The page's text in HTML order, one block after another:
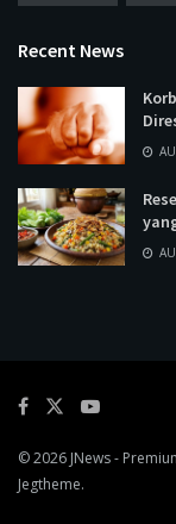
Recent News
© 2026 JNews-
Jegtheme.